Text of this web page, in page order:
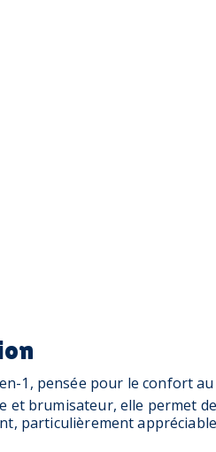
1, pensée pour le confort au
et brumisateur, elle permet
particulièrement